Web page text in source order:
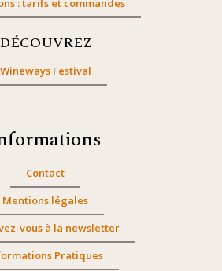
: tarifs et commandes
DÉCOUVREZ
Wineways Festival
Contact
Mentions légales
vous à la newsletter
Pratiques